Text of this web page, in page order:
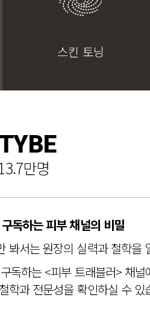
스킨 토닝
만명
독하는 피부 채널의 비밀
봐서는 원장의 실력과 철학을
독하는 <피부 트래블러> 채
학과 전문성을 확인하실 수 있